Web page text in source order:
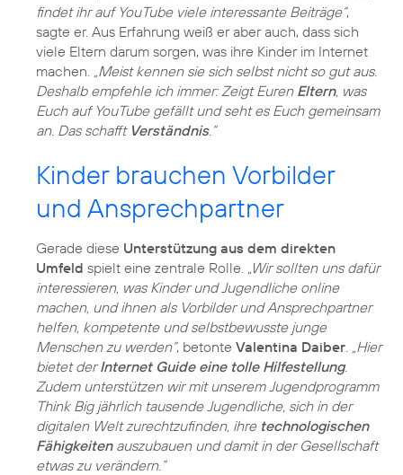
findet ihr auf YouTube viele interessante Beiträge“,
sagte er. Aus Erfahrung weiß er aber auch, dass sich
viele Eltern darum sorgen, was ihre Kinder im Internet
machen.
„Meist kennen sie sich selbst nicht so gut aus.
Deshalb empfehle ich immer: Zeigt Euren Eltern, was
Euch auf YouTube gefällt und seht es Euch gemeinsam
an. Das schafft Verständnis.“
Kinder brauchen Vorbilder
und Ansprechpartner
Gerade diese Unterstützung aus dem direkten
Umfeld spielt eine zentrale Rolle.
„Wir sollten uns dafür
interessieren, was Kinder und Jugendliche online
machen, und ihnen als Vorbilder und Ansprechpartner
helfen, kompetente und selbstbewusste junge
Menschen zu werden“, betonte Valentina Daiber
„Hier
bietet derInternet Guide eine tolle Hilfestellung.
Zudem unterstützen wir mit unserem Jugendprogramm
Think Big jährlich tausende Jugendliche, sich in der
digitalen Welt zurechtzufinden, ihre technologischen
Fähigkeiten auszubauen und damit in der Gesellschaft
etwas zu verändern.“